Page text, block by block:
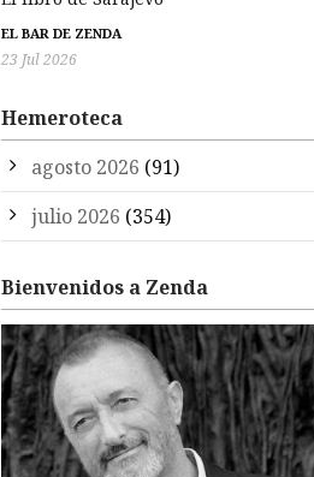
EL BAR DE ZENDA
23 Jul 2026
Hemeroteca
agosto 2026 (91)
julio 2026 (354)
Bienvenidos a Zenda